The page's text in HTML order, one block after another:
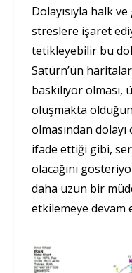
Dolayısıyla halk
streslere işaret
tetikleyebilir bu
Satürn’ün
baskılıyor
oluşmakta
olmasından dolayı
ifade ettiği gibi,
olacağını
daha uzun bir
etkilemeye devam